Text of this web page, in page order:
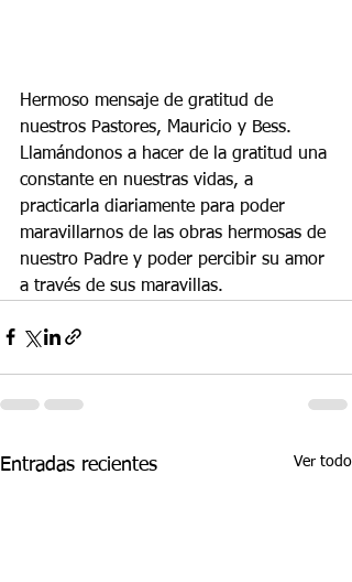
Hermoso mensaje de gratitud de
nuestros Pastores, Mauricio y Bess.
Llamándonos a hacer de la gratitud una
constante en nuestras vidas, a
practicarla diariamente para poder
maravillarnos de las obras hermosas de
nuestro Padre y poder percibir su amor
a través de sus maravillas.
Entradas recientes Ver todo